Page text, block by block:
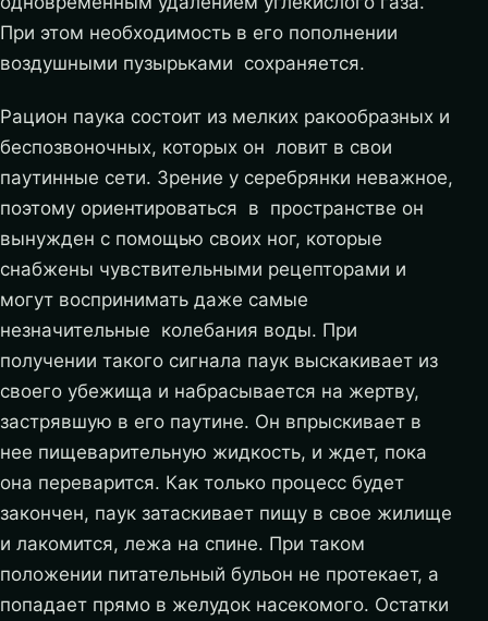
При этом необходимость в его пополнении
воздушными пузырьками сохраняется.
Рацион паука состоит из мелких ракообразных и
беспозвоночных, которых он ловит в свои
паутинные сети. Зрение у серебрянки неважное,
поэтому ориентироваться в пространстве он
вынужден с помощью своих ног, которые
снабжены чувствительными рецепторами и
могут воспринимать даже самые
незначительные колебания воды. При
получении такого сигнала паук выскакивает из
своего убежища и набрасывается на жертву,
застрявшую в его паутине. Он впрыскивает в
нее пищеварительную жидкость, и ждет, пока
она переварится. Как только процесс будет
закончен, паук затаскивает пищу в свое жилище
и лакомится, лежа на спине. При таком
положении питательный бульон не протекает, а
попадает прямо в желудок насекомого. Остатки